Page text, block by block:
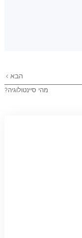
הבא
מהי סיינטולוגיה?